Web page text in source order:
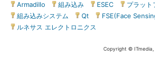
Armadillo 組み込み ESEC プラット
組み込みシステム
Qt FSE(Face
ルネサス エレクトロニクス
Copyright © ITmedia,